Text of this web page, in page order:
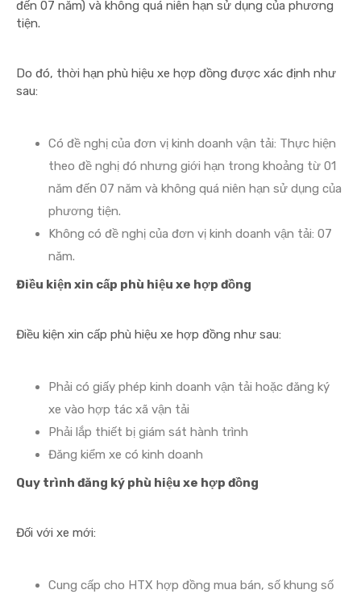
đến 07 năm) và không quá niên hạn sử dụng của phương
tiện.
Do đó, thời hạn phù hiệu xe hợp đồng được xác định như
sau:
Có đề nghị của đơn vị kinh doanh vận tải: Thực hiện
theo đề nghị đó nhưng giới hạn trong khoảng từ 01
năm đến 07 năm và không quá niên hạn sử dụng của
phương tiện.
Không có đề nghị của đơn vị kinh doanh vận tải: 07
năm.
Điều kiện xin cấp phù hiệu xe hợp đồng
Điều kiện xin cấp phù hiệu xe hợp đồng như sau:
Phải có giấy phép kinh doanh vận tải hoặc đăng ký
xe vào hợp tác xã vận tải
Phải lắp thiết bị giám sát hành trình
Đăng kiểm xe có kinh doanh
Quy trình đăng ký phù hiệu xe hợp đồng
Đối với xe mới:
Cung cấp cho HTX hợp đồng mua bán, số khung số